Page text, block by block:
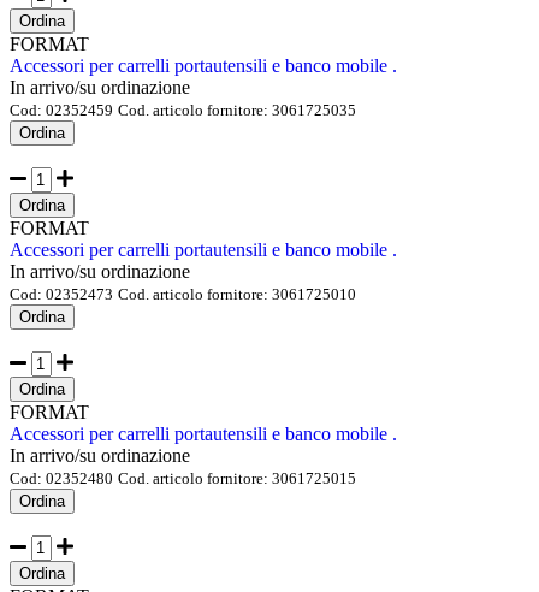
Ordina
FORMAT
Accessori per carrelli portautensili e banco mobile .
In arrivo/su ordinazione
Cod: 02352459 Cod. articolo fornitore: 3061725035
Ordina
Ordina
FORMAT
Accessori per carrelli portautensili e banco mobile .
In arrivo/su ordinazione
Cod: 02352473 Cod. articolo fornitore: 3061725010
Ordina
Ordina
FORMAT
Accessori per carrelli portautensili e banco mobile .
In arrivo/su ordinazione
Cod: 02352480 Cod. articolo fornitore: 3061725015
Ordina
Ordina